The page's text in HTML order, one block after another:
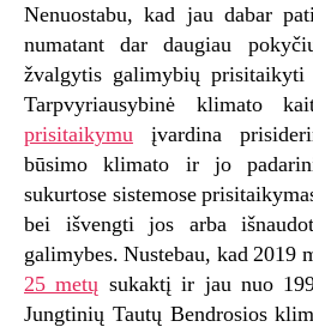
Nenuostabu, kad jau dabar
numatant dar daugiau
žvalgytis galimybių
Tarpvyriausybinė klimato
prisitaikymu įvardina
būsimo klimato ir jo
sukurtose sistemose
bei išvengti jos arba
galimybes. Nustebau, kad 2019
25 metų sukaktį ir jau nuo
Jungtinių Tautų Bendrosios